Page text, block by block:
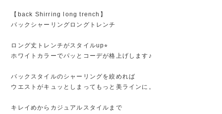
【back Shirring long trench】
バックシャーリングロングトレンチ
ロング丈トレンチがスタイルup⭐︎
ホワイトカラーでパッとコーデが格上げします♪
バックスタイルのシャーリングを絞めれば
ウエストがキュッとしまってもっと美ラインに。
キレイめからカジュアルスタイルまで